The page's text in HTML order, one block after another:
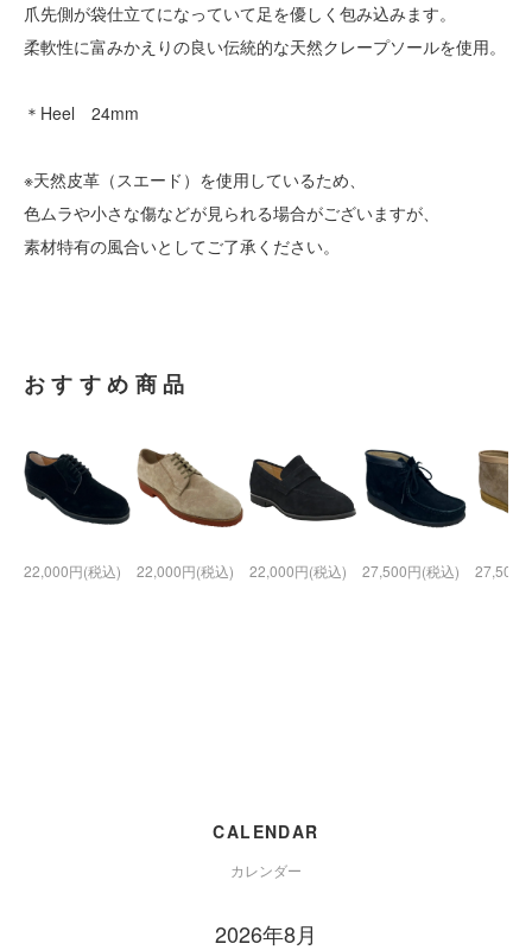
爪先側が袋仕立てになっていて足を優しく包み込みます。
柔軟性に富みかえりの良い伝統的な天然クレープソールを使用。
＊Heel 24mm
※天然皮革（スエード）を使用しているため、
色ムラや小さな傷などが見られる場合がございますが、
素材特有の風合いとしてご了承ください。
おすすめ商品
22,000円(税込) 22,000円(税込) 22,000円(税込) 27,500円(税込) 27,500
CALENDAR
カレンダー
2026年8月